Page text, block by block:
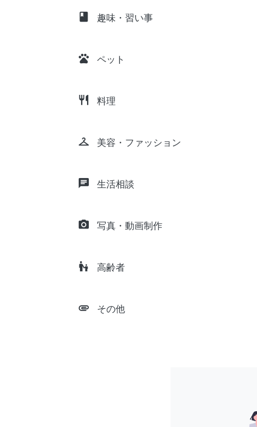
class 趣味・習い事
pets ペット
restaurant 料理
checkroom 美容・ファッション
chat 生活相談
camera_alt 写真・動画制作
escalator_warning 高齢者
attachment その他